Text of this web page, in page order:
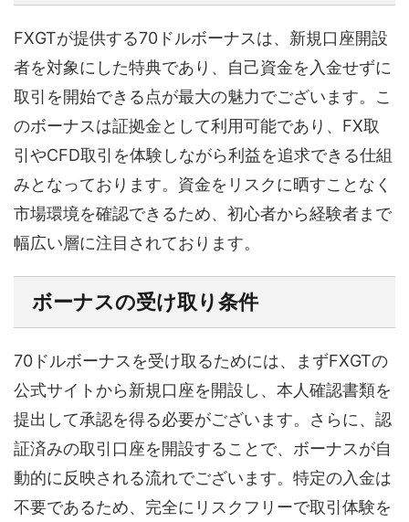
FXGTが提供する70ドルボーナスは、新規口座開設
者を対象にした特典であり、自己資金を入金せずに
取引を開始できる点が最大の魅力でございます。こ
のボーナスは証拠金として利用可能であり、FX取
引やCFD取引を体験しながら利益を追求できる仕組
みとなっております。資金をリスクに晒すことなく
市場環境を確認できるため、初心者から経験者まで
幅広い層に注目されております。
ボーナスの受け取り条件
70ドルボーナスを受け取るためには、まずFXGTの
公式サイトから新規口座を開設し、本人確認書類を
提出して承認を得る必要がございます。さらに、認
証済みの取引口座を開設することで、ボーナスが自
動的に反映される流れでございます。特定の入金は
不要であるため、完全にリスクフリーで取引体験を